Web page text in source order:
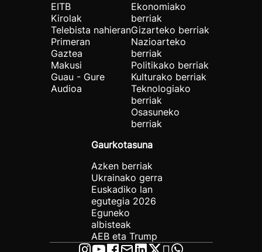
EITB
Kirolak
Telebista nahieran
Primeran
Gaztea
Makusi
Guau - Gure
Audioa
Ekonomiako
berriak
Gizarteko berriak
Nazioarteko
berriak
Politikako berriak
Kulturako berriak
Teknologiako
berriak
Osasuneko
berriak
Gaurkotasuna
Azken berriak
Ukrainako gerra
Euskadiko lan
egutegia 2026
Eguneko
albisteak
AEB eta Trump